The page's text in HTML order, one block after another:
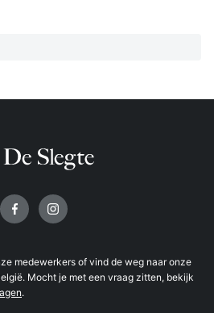
medewerkers of vind de weg naar onze
Mocht je met een vraag zitten, bekijk
.